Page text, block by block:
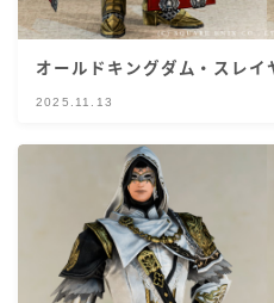
オールドキングダム・スレイ
2025.11.13